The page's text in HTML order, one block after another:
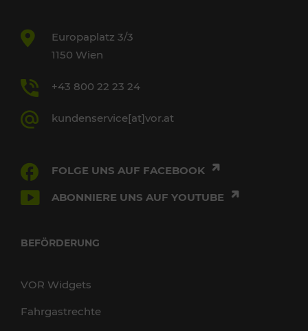
Europaplatz 3/3
1150 Wien
+43 800 22 23 24
kundenservice[at]vor.at
FOLGE UNS AUF FACEBOOK
ABONNIERE UNS AUF YOUTUBE
BEFÖRDERUNG
VOR Widgets
Fahrgastrechte